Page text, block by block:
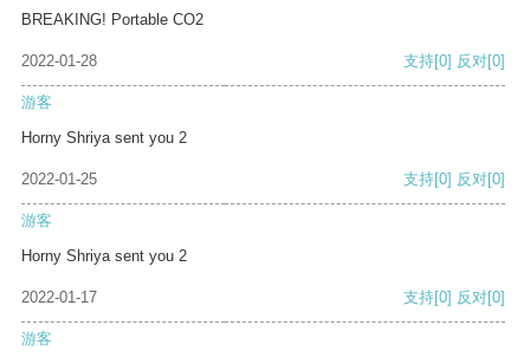
BREAKING! Portable CO2
2022-01-28 支持[0] 反对[0]
游客
Horny Shriya sent you 2
2022-01-25 支持[0] 反对[0]
游客
Horny Shriya sent you 2
2022-01-17 支持[0] 反对[0]
游客